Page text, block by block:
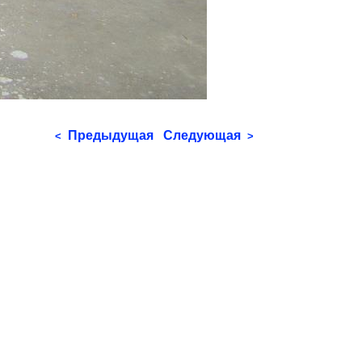
< Предыдущая Следующая >